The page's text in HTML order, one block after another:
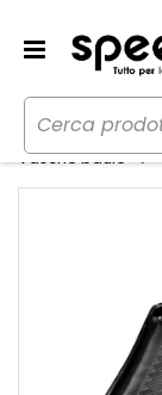
Home Auto
Vasche baule